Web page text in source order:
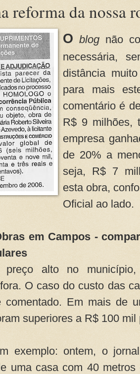
reforma da nossa
O blog não
necessária,
distância
para mais
comentário é
R$ 9 milhões,
empresa
de 20% a
seja, R$ 7
esta obra,
Oficial ao lado.
em Campos -
preço alto no
O caso do custo das
comentado. Em mais de
superiores a R$ 100 mil
exemplo: ontem, o
uma casa com 40